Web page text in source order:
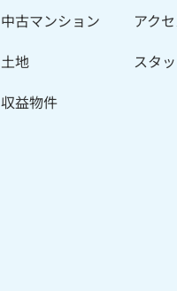
中古マンション
土地
収益物件
アク
スタ